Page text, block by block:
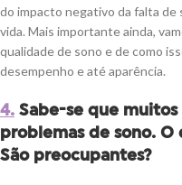
do impacto negativo da falta de
vida. Mais importante ainda,
qualidade de sono e de como
desempenho e até aparência.
4. Sabe-se que
problemas de sono. O
São preocupantes?